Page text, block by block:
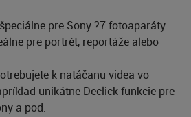
pre Sony ?7 fotoaparáty
pre portrét, reportáže alebo
k natáčanu videa vo
unikátne Declick funkcie pre
a pod.